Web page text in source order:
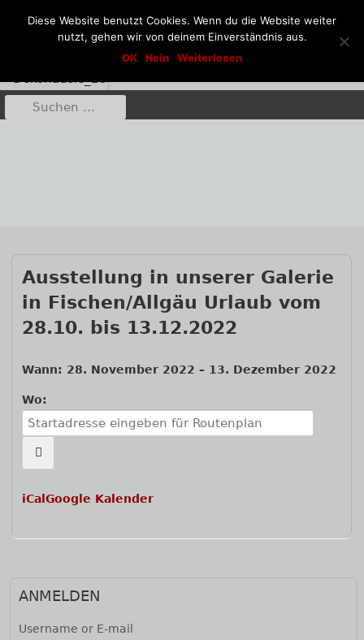
Inhalt
Dekohäusle_25
Kunst aus Stahl und Stein
Primäres
Suche
nach:
Ausstellung in unserer Galerie
in Fischen/Allgäu Urlaub vom
28.10. bis 13.12.2022
Wann: 28. November 2022 – 13. Dezember 2022
Wo:
iCal Google Kalender
Haupt-
ANMELDEN
Username or E-mail
Diese Website benutzt Cookies. Wenn du die Website weiter
nutzt, gehen wir von deinem Einverständnis aus.
OK
Nein Weiterlesen